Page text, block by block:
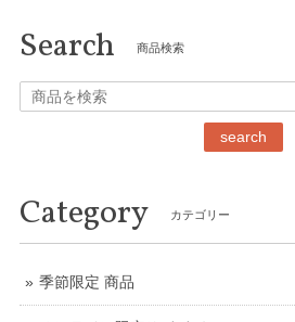
Search 商品検索
search
Category カテゴリー
季節限定 商品